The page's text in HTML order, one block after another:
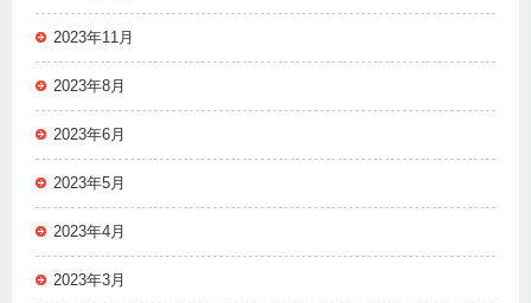
2023年11月
2023年8月
2023年6月
2023年5月
2023年4月
2023年3月